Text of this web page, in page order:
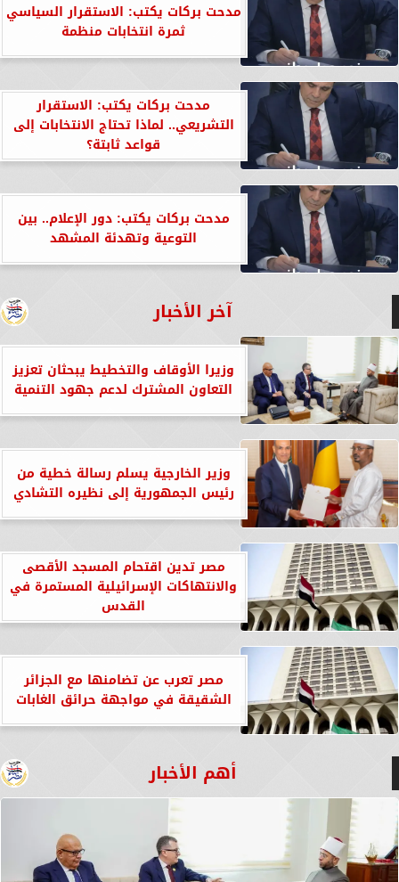
مدحت بركات يكتب: الاستقرار السياسي
ثمرة انتخابات منظمة
مدحت بركات يكتب: الاستقرار
التشريعي.. لماذا تحتاج الانتخابات إلى
قواعد ثابتة؟
مدحت بركات يكتب: دور الإعلام.. بين
التوعية وتهدئة المشهد
آخر الأخبار
وزيرا الأوقاف والتخطيط يبحثان تعزيز
التعاون المشترك لدعم جهود التنمية
وزير الخارجية يسلم رسالة خطية من
رئيس الجمهورية إلى نظيره التشادي
مصر تدين اقتحام المسجد الأقصى
والانتهاكات الإسرائيلية المستمرة في
القدس
مصر تعرب عن تضامنها مع الجزائر
الشقيقة في مواجهة حرائق الغابات
أهم الأخبار